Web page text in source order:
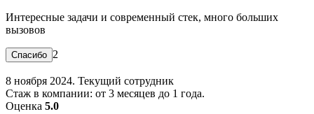
Интересные задачи и современный стек, много больших
вызовов
2
8 ноября 2024. Текущий сотрудник
Стаж в компании: от 3 месяцев до 1 года.
Оценка 5.0